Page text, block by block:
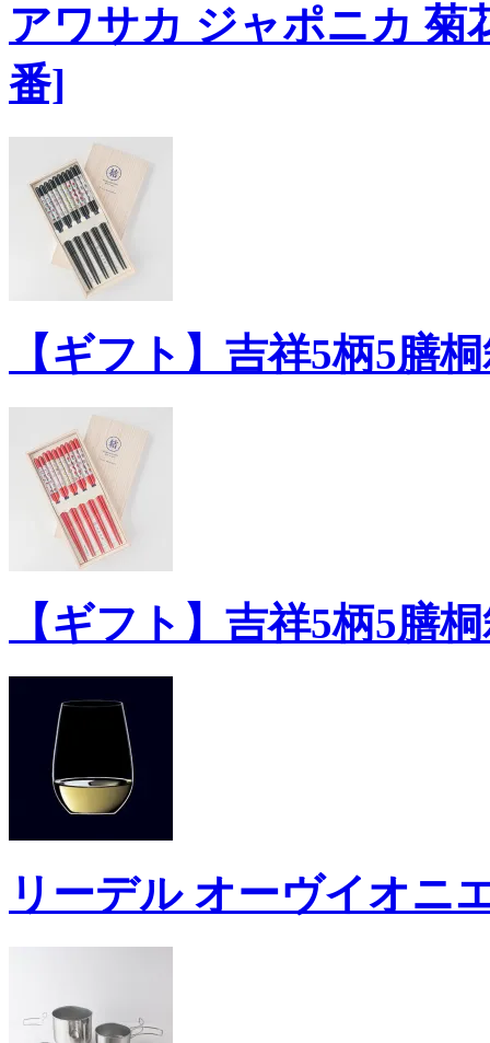
アワサカ ジャポニカ 菊
番]
【ギフト】吉祥5柄5膳
【ギフト】吉祥5柄5膳
リーデル オーヴイオニ